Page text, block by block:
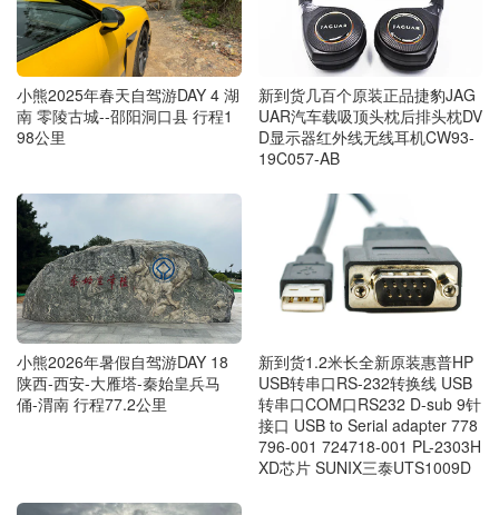
小熊2025年春天自驾游DAY 4 湖
南 零陵古城--邵阳洞口县 行程1
98公里
新到货几百个原装正品捷豹JAG
UAR汽车载吸顶头枕后排头枕DV
D显示器红外线无线耳机CW93-
19C057-AB
小熊2026年暑假自驾游DAY 18
陕西-西安-大雁塔-秦始皇兵马
俑-渭南 行程77.2公里
新到货1.2米长全新原装惠普HP
USB转串口RS-232转换线 USB
转串口COM口RS232 D-sub 9针
接口 USB to Serial adapter 778
796-001 724718-001 PL-2303H
XD芯片 SUNIX三泰UTS1009D